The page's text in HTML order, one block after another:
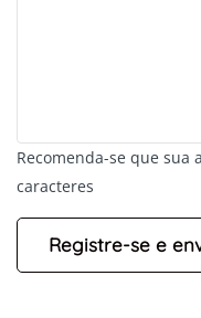
Recomenda-se que sua
caracteres